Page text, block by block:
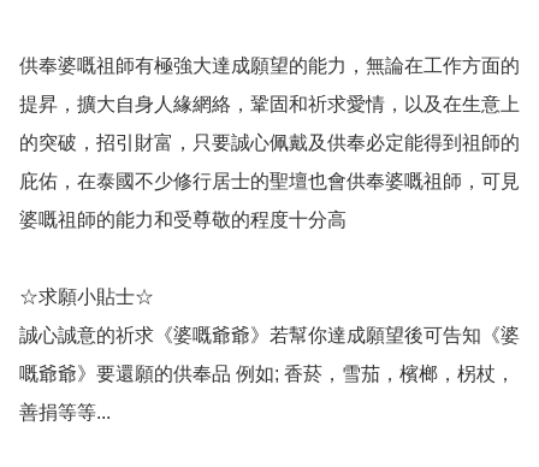
供奉婆嘅祖師有極強大達成願望的能力，無論在工作方面的
提昇，擴大自身人緣網絡，鞏固和祈求愛情，以及在生意上
的突破，招引財富，只要誠心佩戴及供奉必定能得到祖師的
庇佑，在泰國不少修行居士的聖壇也會供奉婆嘅祖師，可見
婆嘅祖師的能力和受尊敬的程度十分高
☆求願小貼士☆
誠心誠意的祈求《婆嘅爺爺》若幫你達成願望後可告知《婆
嘅爺爺》要還願的供奉品 例如; 香菸，雪茄，檳榔，柺杖，
善捐等等...